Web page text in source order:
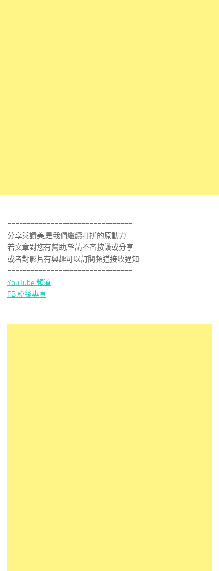
================================
分享與讚美,是我們繼續打拼的原動力.
若文章對您有幫助,望請不吝按讚或分享.
或者對影片有興趣可以訂閱頻道接收通知
================================
YouTube 頻道
FB 粉絲專頁
================================